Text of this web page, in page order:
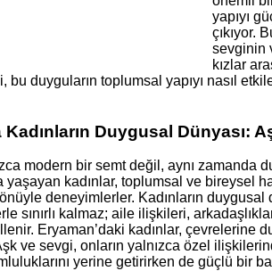
yapıyı
çıkıyor.
sevginin
kızlar
bu duyguların toplumsal yapıyı nasıl
Kadınların Duygusal Dünyası:
modern bir semt değil, aynı zamanda
yaşayan kadınlar, toplumsal ve bireysel
deneyimlerler. Kadınların duygusal
sınırlı kalmaz; aile ilişkileri,
Eryaman’daki kadınlar, çevrelerine
ve sevgi, onların yalnızca özel
yerine getirirken de güçlü bir